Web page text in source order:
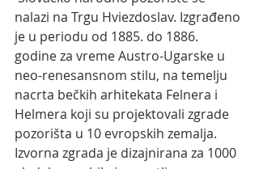
nalazi na Trgu Hviezdoslav. Izgrađeno
je u periodu od 1885. do 1886.
godine za vreme Austro-Ugarske u
neo-renesansnom stilu, na temelju
nacrta bečkih arhitekata Felnera i
Helmera koji su projektovali zgrade
pozorišta u 10 evropskih zemalja.
Izvorna zgrada je dizajnirana za 1000